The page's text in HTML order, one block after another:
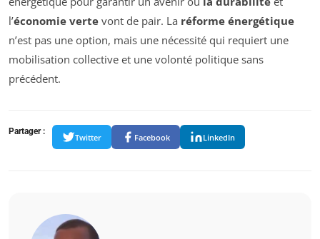
l’économie verte vont de pair. La réforme énergétique
n’est pas une option, mais une nécessité qui requiert une
mobilisation collective et une volonté politique sans
précédent.
Partager :
Twitter Facebook LinkedIn